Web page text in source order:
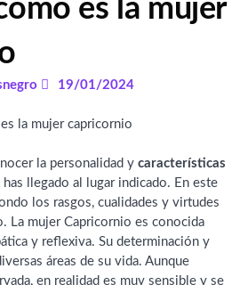
es la mujer
19/01/2024
la personalidad y características
has llegado al lugar indicado. En este
los rasgos, cualidades y virtudes
La mujer Capricornio es conocida
y reflexiva. Su determinación y
áreas de su vida. Aunque
en realidad es muy sensible y se